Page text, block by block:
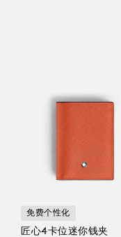
免费个性化
匠心4卡位迷你钱夹